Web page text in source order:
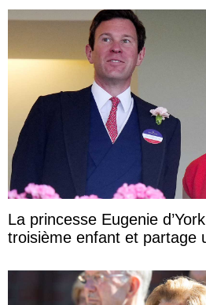
La princesse Eugenie
troisième enfant et partage